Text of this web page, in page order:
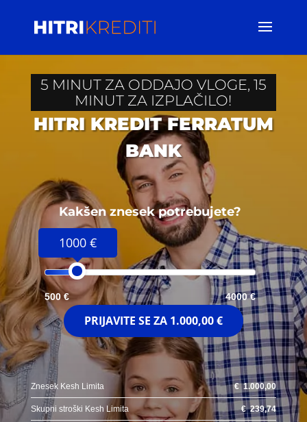
5 MINUT ZA ODDAJO VLOGE, 15
MINUT ZA IZPLAČILO!
HITRI KREDIT FERRATUM
BANK
Kakšen znesek potrebujete?
1000 €
500 € 4000 €
PRIJAVITE SE ZA 1.000,00 €
Znesek Kesh Limita €1.000,00
Skupni stroški Kesh Limita €239,74